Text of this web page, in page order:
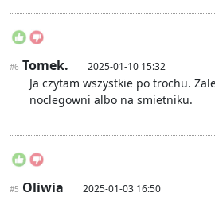
#6 Tomek. 2025-01-10 15:32
Ja czytam wszystkie po trochu.
noclegowni albo na smietniku.
#5 Oliwia 2025-01-03 16:50